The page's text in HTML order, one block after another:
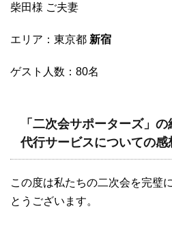
柴田様 ご夫妻
エリア：東京都 新宿
ゲスト人数：80名
「二次会サポーターズ」
代行サービスについての感
この度は私たちの二次会を完璧
とうございます。